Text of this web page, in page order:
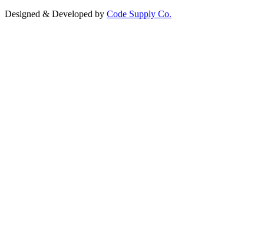
Designed & Developed by Code Supply Co.